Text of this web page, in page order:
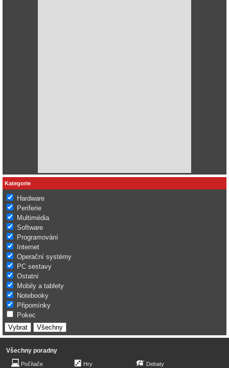
Kategorie
Hardware
Periferie
Multimédia
Software
Programování
Internet
Operační systémy
PC sestavy
Ostatní
Mobily a tablety
Notebooky
Připomínky
Pokec
Všechny poradny
Počítače Hry Debaty